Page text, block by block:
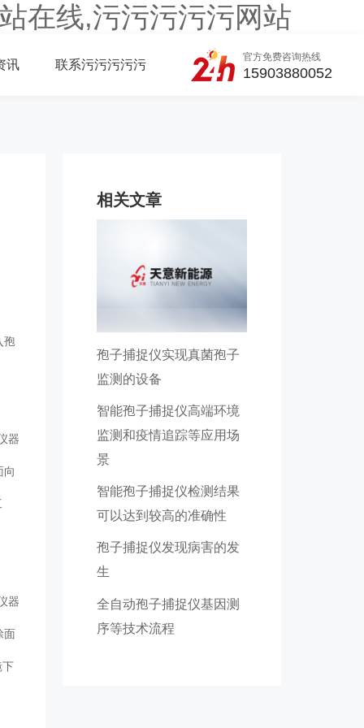
在线,污污污污污网站
讯 联系污污污污污
官方免费咨询热线
15903880052
孢
器
向
器
面
下
相关文章
孢子捕捉仪实现真菌孢子
监测的设备
智能孢子捕捉仪高端环境
监测和疫情追踪等应用场
景
智能孢子捕捉仪检测结果
可以达到较高的准确性
孢子捕捉仪发现病害的发
生
全自动孢子捕捉仪基因测
序等技术流程